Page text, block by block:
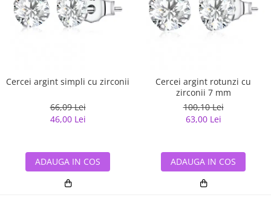
Cercei argint simpli cu zirconii
66,09 Lei
46,00 Lei
ADAUGA IN COS
Cercei argint rotunzi cu
zirconii 7 mm
100,10 Lei
63,00 Lei
ADAUGA IN COS